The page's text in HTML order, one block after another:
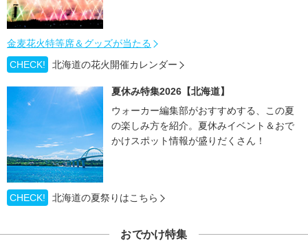
金麦花火特等席＆グッズが当たる
CHECK!
北海道の花火開催カレンダー
夏休み特集2026【北海道】
ウォーカー編集部がおすすめする、この夏
の楽しみ方を紹介。夏休みイベント＆おで
かけスポット情報が盛りだくさん！
CHECK! 北海道の夏祭りはこちら
おでかけ特集